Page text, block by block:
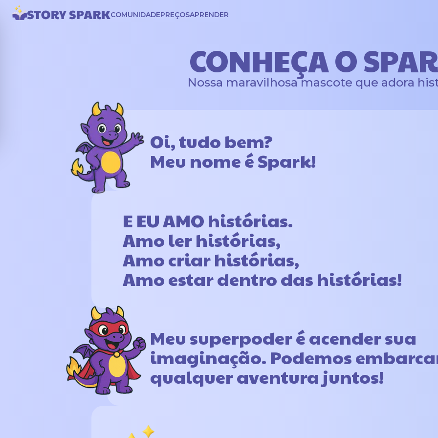
COMUNIDADEPREÇOSAPRENDER
CONHEÇA O
Nossa maravilhosa mascote que adora
Oi, tudo bem?
Meu nome é Spark!
E EU AMO histórias.
Amo ler histórias,
Amo criar histórias,
Amo estar dentro das histórias!
Meu superpoder é acender sua
imaginação. Podemos
qualquer aventura juntos!